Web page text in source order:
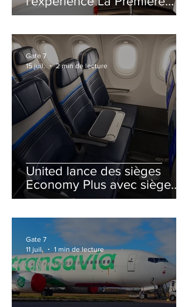
avec un salon entièrement
United lance des sièges
Economy Plus avec siège
central neutralisé
Gate 7
15 juil.
2 min de lecture
Gate 7
11 juil.
1 min de lecture